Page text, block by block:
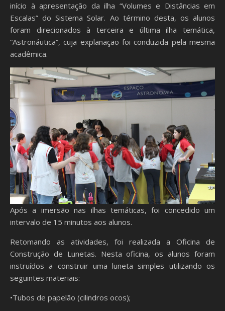
início à apresentação da ilha “Volumes e Distâncias em
Escalas” do Sistema Solar. Ao término desta, os alunos
foram direcionados à terceira e última ilha temática,
“Astronáutica”, cuja explanação foi conduzida pela mesma
acadêmica.
Após a imersão nas ilhas temáticas, foi concedido um
intervalo de 15 minutos aos alunos.
Retomando as atividades, foi realizada a Oficina de
Construção de Lunetas. Nesta oficina, os alunos foram
instruídos a construir uma luneta simples utilizando os
seguintes materiais:
•Tubos de papelão (cilindros ocos);